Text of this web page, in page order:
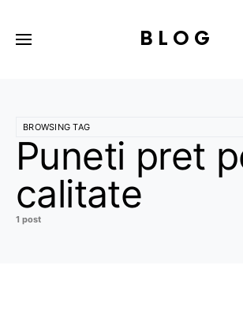
BLOG
BROWSING TAG
Puneti pret
calitate
1 post